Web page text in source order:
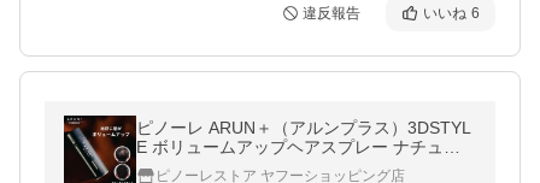
違反報告 いいね 6
ピノーレ ARUN＋（アルンプラス）3DSTYL
E ボリュームアップヘアスプレー ナチュラ
ルブラック 増毛スプレー 無香料 薄毛隠し 汗
ピノーレストア ヤフーショッピング店